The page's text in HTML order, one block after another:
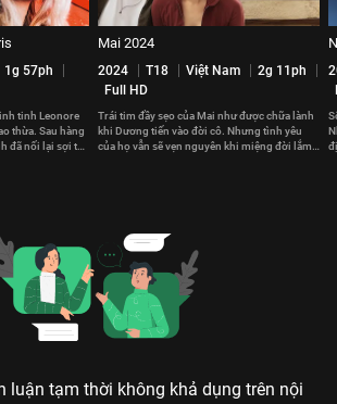
1g 57ph
tinh Leonore
thừa. Sau hàng
đã nối lại sợi tơ
Mai 2024
2024 T18 Việt Nam
2g 11ph
Full HD
Trái tim đầy sẹo của Mai như được chữa lành
khi Dương tiến vào đời cô. Nhưng tình yêu
của họ vẫn sẽ vẹn nguyên khi miệng đời lắm
luận tạm thời không khả dụng trên nội